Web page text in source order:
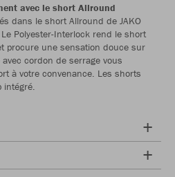
avec le short Allround
dans le short Allround de JAKO
Polyester-Interlock rend le short
procure une sensation douce sur
cordon de serrage vous
à votre convenance. Les shorts
intégré.